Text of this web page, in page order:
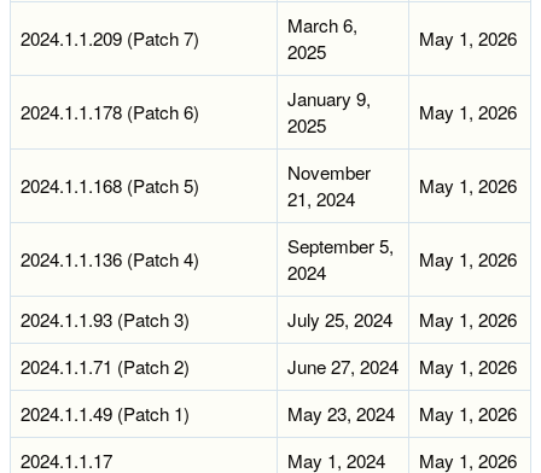
2024.1.1.209 (Patch 7)
March 6,
2025
May 1, 2026
2024.1.1.178 (Patch 6)
January 9,
2025
May 1, 2026
2024.1.1.168 (Patch 5)
November
21, 2024
May 1, 2026
2024.1.1.136 (Patch 4)
September 5,
2024
May 1, 2026
2024.1.1.93 (Patch 3) July 25, 2024
May 1, 2026
2024.1.1.71 (Patch 2)
June 27, 2024
May 1, 2026
2024.1.1.49 (Patch 1)
May 23, 2024
May 1, 2026
2024.1.1.17
May 1, 2024
May 1, 2026